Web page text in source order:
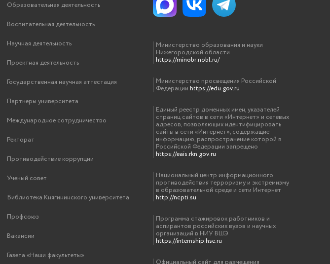
Образовательная деятельность
Воспитательная деятельность
Научная деятельность
Проектная деятельность
Государственная научная аттестация
Партнеры университета
Международное сотрудничество
Ректорат
Противодействие коррупции
Ученый совет
Библиотека Княгининского университета
Профсоюз
Вакансии
Газета «Наши факультеты»
Министерство образования и науки
Нижегородской области
https://minobr.nobl.ru/
Министерство просвещения Российской
Федерации https://edu.gov.ru
Единый реестр доменных имен, указателей
страниц сайтов в сети «Интернет» и сетевых
адресов, позволяющих идентифицировать
сайты в сети «Интернет», содержащие
информацию, распространение которой в
Российской Федерации запрещено
https://eais.rkn.gov.ru
Национальный центр информационного
противодействия терроризму и экстремизму
в образовательной среде и сети Интернет
http://ncpti.su
Программа стажировок работников и
аспирантов российских вузов и научных
организаций в НИУ ВШЭ
https://internship.hse.ru